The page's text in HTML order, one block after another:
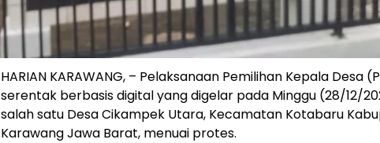
HARIAN KARAWANG, – Pelaksanaan Pemilihan Kepala Desa
serentak berbasis digital yang digelar pada Minggu (28/12/
salah satu Desa Cikampek Utara, Kecamatan Kotabaru
Karawang Jawa Barat, menuai protes.